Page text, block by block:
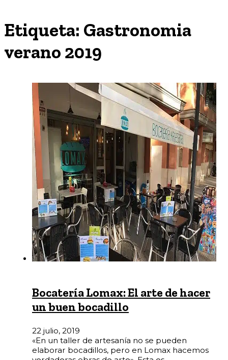
Etiqueta: Gastronomia
verano 2019
Bocatería Lomax: El arte de hacer
un buen bocadillo
22 julio, 2019
«En un taller de artesanía no se pueden
elaborar bocadillos, pero en Lomax hacemos